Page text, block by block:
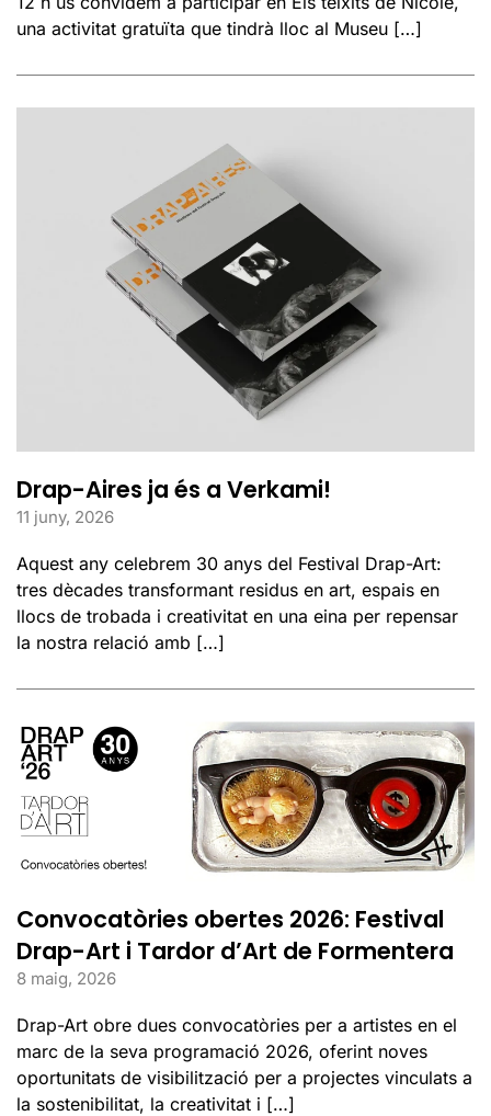
una activitat gratuïta que tindrà lloc al Museu […]
Drap-Aires ja és a Verkami!
11 juny, 2026
Aquest any celebrem 30 anys del Festival Drap-Art:
tres dècades transformant residus en art, espais en
llocs de trobada i creativitat en una eina per repensar
la nostra relació amb […]
Convocatòries obertes 2026: Festival
Drap-Art i Tardor d’Art de Formentera
8 maig, 2026
Drap-Art obre dues convocatòries per a artistes en el
marc de la seva programació 2026, oferint noves
oportunitats de visibilització per a projectes vinculats a
la sostenibilitat, la creativitat i […]